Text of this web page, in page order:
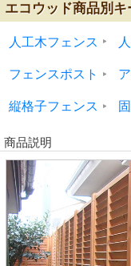
エコウッド商品別キ
人工木フェンス
フェンスポスト
縦格子フェンス
商品説明